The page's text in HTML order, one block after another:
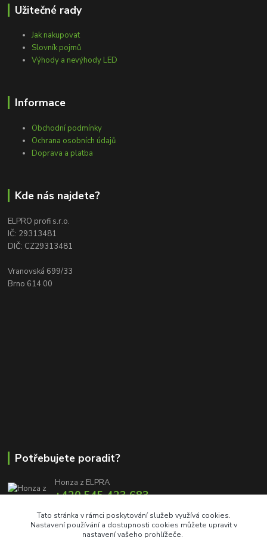
Užitečné rady
Jak nakupovat
Slovník pojmů
Výhody a nevýhody LED
Informace
Obchodní podmínky
Ochrana osobních údajů
Doprava a platba
Kde nás najdete?
ELPRO profi s.r.o.
IČ: 29313481
DIČ: CZ29313481
Vranovská 699/33
Brno 614 00
Potřebujete poradit?
Honza z ELPRA
+420 545 423 683
info@elproprofi.cz
Tato stránka v rámci poskytování služeb využívá cookies.
Nastavení používání a dostupnosti cookies můžete upravit v
nastavení vašeho prohlížeče.